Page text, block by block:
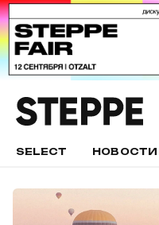
SELECT НОВОСТИ